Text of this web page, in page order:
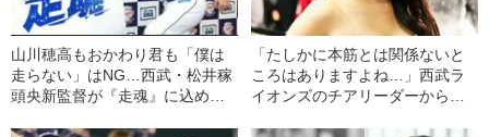
山川穂高もおかわり君も「僕は
走らない」はNG…西武・松井稼
頭央新監督が『走魂』に込めた
「たしかに本筋とは関係ないと
ころはありますよね…」西武ラ
イオンズのチアリーダーからイ